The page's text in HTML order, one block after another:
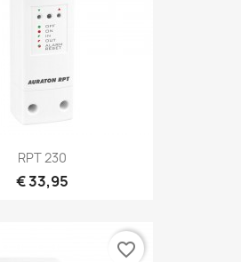
RPT 230
€ 33,95
favorite_border